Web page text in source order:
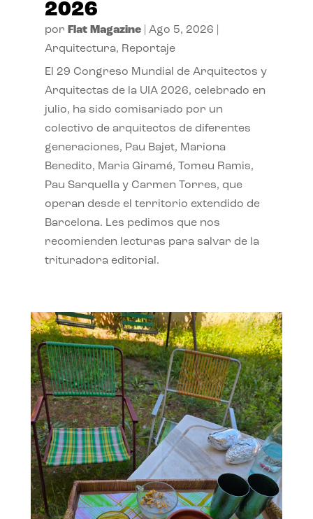
2026
por Flat Magazine| Ago 5, 2026
Arquitectura, Reportaje
El 29 Congreso Mundial de Arquitectos y
Arquitectas de la UIA 2026, celebrado en
julio, ha sido comisariado por un
colectivo de arquitectos de diferentes
generaciones, Pau Bajet, Mariona
Benedito, Maria Giramé, Tomeu Ramis,
Pau Sarquella y Carmen Torres, que
operan desde el territorio extendido de
Barcelona. Les pedimos que nos
recomienden lecturas para salvar de la
trituradora editorial.